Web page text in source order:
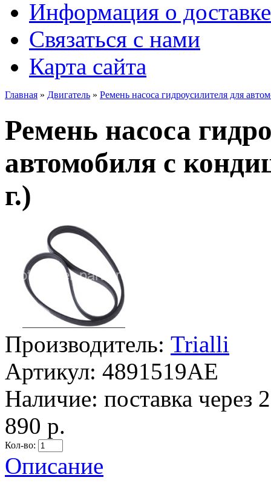
Информация о доставке
Связаться с нами
Карта сайта
Главная » Двигатель » Ремень насоса гидроусилителя для
Ремень насоса
автомобиля с
г.)
Производитель: Trialli
Артикул: 4891519AE
Наличие: поставка через
890 р.
Кол-во:
Описание